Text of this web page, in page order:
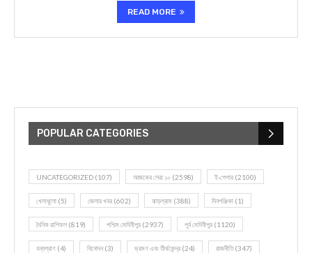
READ MORE
POPULAR CATEGORIES
UNCATEGORIZED (107) আজকের সেরা ১০ (2598) ই-পেপার (2100)
খেলাধূলো (5) জেলার খবর (602) ঝাড়গ্রাম (388) দিনপঞ্জিকা (1)
দৈনিক রাশিফল (819) পশ্চিম মেদিনীপুর (2937) পূর্ব মেদিনীপুর (1120)
বন্যপ্রাণ (4) বিনোদন(3) ভ্রমণ এবং তীর্থকেন্দ্র (24) রাজনীতি(347)